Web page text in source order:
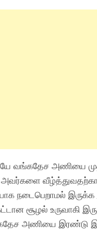
வங்கதேச அணியை
அவர்களை
நடைபெறாமல்
சூழல் உருவாகி
அணியை இரண்டு